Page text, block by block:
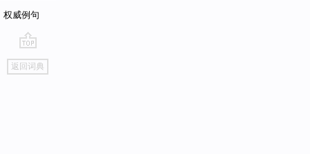
权威例句
go
top
返回词典